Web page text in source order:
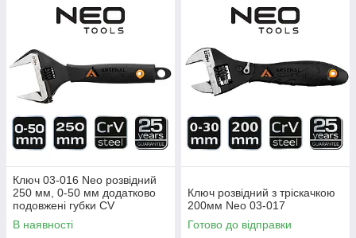
Ключ 03-016 Neo розвідний
250 мм, 0-50 мм додатково
подовжені губки CV
В наявності
Ключ розвідний з тріскачкою
200мм Neo 03-017
Готово до відправки